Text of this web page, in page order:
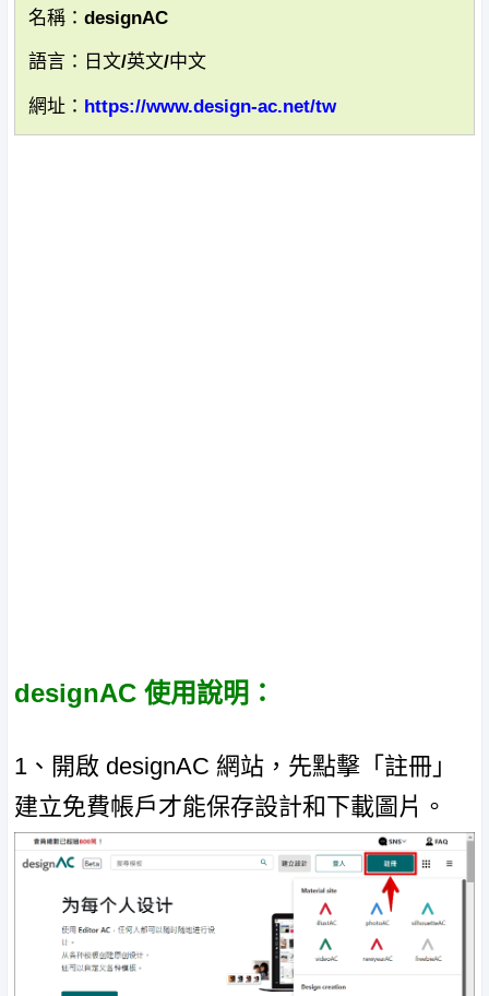
名稱：designAC
語言：日文/英文/中文
網址： https://www.design-ac.net/tw
designAC 使用說明：
1、開啟 designAC 網站，先點擊「註冊」
建立免費帳戶才能保存設計和下載圖片。